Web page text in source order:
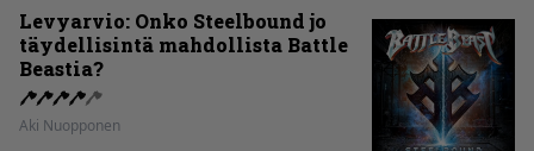
Levyarvio: Onko Steelbound jo
täydellisintä mahdollista Battle
Beastia?
Aki Nuopponen